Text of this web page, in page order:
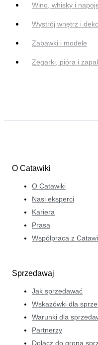
Wino, whisky i
Wystrój wnętrz i
Zabawki i modele
Zegarki, pióra i
O Catawiki
O Catawiki
Nasi eksperci
Kariera
Prasa
Współpraca z
Sprzedawaj
Jak sprzedawać
Wskazówki dla
Warunki dla
Partnerzy
Dołącz do grona